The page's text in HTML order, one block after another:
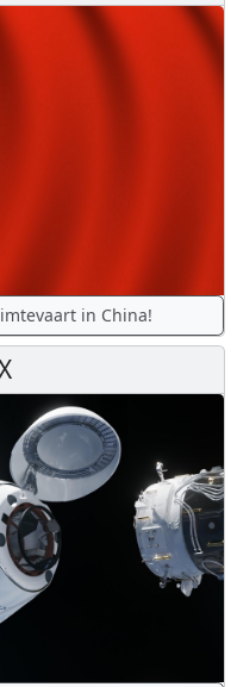
in China!